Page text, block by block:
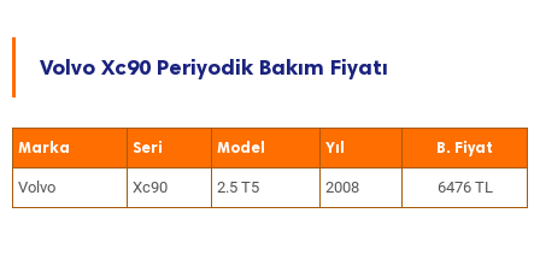
Volvo Xc90 Periyodik Bakım Fiyatı
Marka Seri Model Yıl
Volvo Xc90 2.5 T5 2008 6476 TL